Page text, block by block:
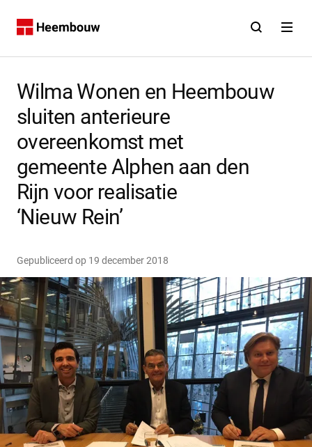
Home Open Open
Contact
Wilma Wonen en Heembouw
sluiten anterieure
overeenkomst met
gemeente Alphen aan den
Rijn voor realisatie
‘Nieuw Rein’
Gepubliceerd op 19 december 2018